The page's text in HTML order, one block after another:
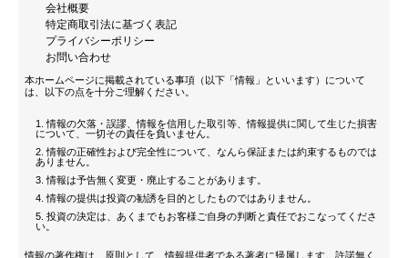
会社概要
特定商取引法に基づく表記
プライバシーポリシー
お問い合わせ
本ホームページに掲載されている事項（以下「情報」といいます）について
は、以下の点を十分ご理解ください。
情報の欠落・誤謬、情報を信用した取引等、情報提供に関して生じた損害
について、一切その責任を負いません。
情報の正確性および完全性について、なんら保証または約束するものでは
ありません。
情報は予告無く変更・廃止することがあります。
情報の提供は投資の勧誘を目的としたものではありません。
投資の決定は、あくまでもお客様ご自身の判断と責任でおこなってくださ
い。
情報の著作権は、原則として、情報提供者である著者に帰属します。許諾無く